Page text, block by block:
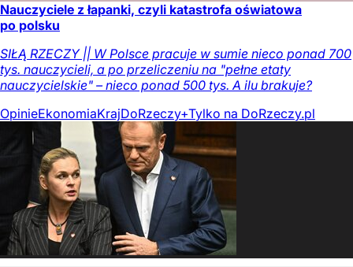
Nauczyciele z łapanki, czyli katastrofa oświatowa
po polsku
SIŁĄ RZECZY || W Polsce pracuje w sumie nieco ponad 700
tys. nauczycieli, a po przeliczeniu na "pełne etaty
nauczycielskie" – nieco ponad 500 tys. A ilu brakuje?
OpinieEkonomiaKrajDoRzeczy+Tylko na DoRzeczy.pl